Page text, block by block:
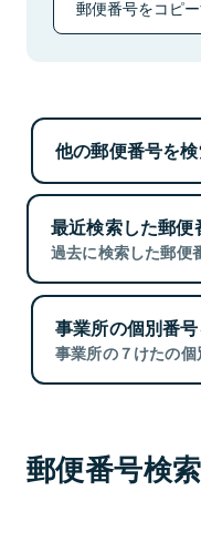
郵便番号をコピ
他の郵便番号を
最近検索した郵便
過去に検索した郵便
事業所の個別番
事業所の７けたの個
郵便番号検